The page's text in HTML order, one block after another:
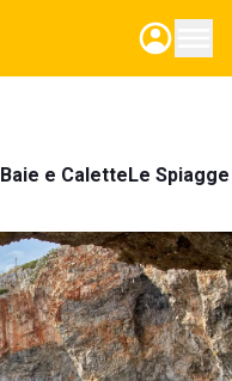
Baie e CaletteLe